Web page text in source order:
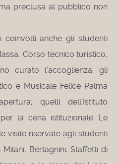
preclusa al pubblico non
coinvolti anche gli studenti
Corso tecnico turistico,
curato l'accoglienza; gli
e Musicale Felice Palma
quelli dell'Istituto
la cena istituzionale. Le
visite riservate agli studenti
Bertagnini, Staffetti di